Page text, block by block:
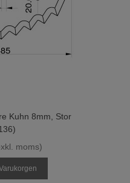
Kuhn 8mm, Stor
moms)